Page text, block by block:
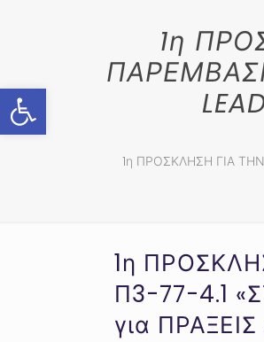
Ανοίξτε τη γραμμή εργαλείων
1η
1η ΠΡΟΣΚΛΗΣΗ ΓΙΑ
1η
Π3-77-4.1
για